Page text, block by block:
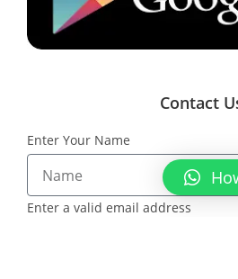
Contact
Enter Your Name
Enter a valid email address